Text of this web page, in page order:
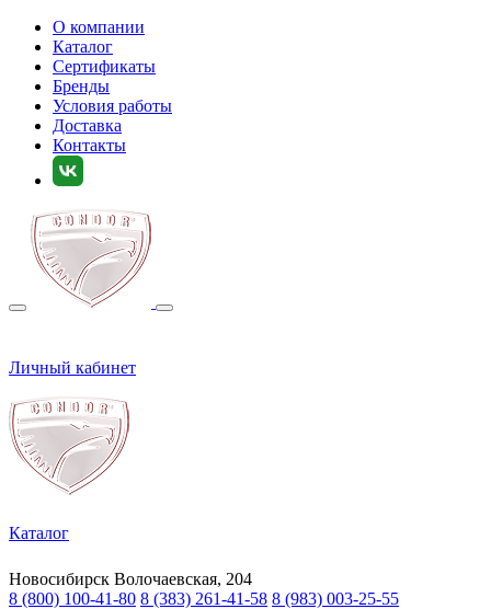
О компании
Каталог
Сертификаты
Бренды
Условия работы
Доставка
Контакты
Личный кабинет
Каталог
Новосибирск Волочаевская, 204
8 (800) 100-41-80 8 (383) 261-41-58 8 (983) 003-25-55